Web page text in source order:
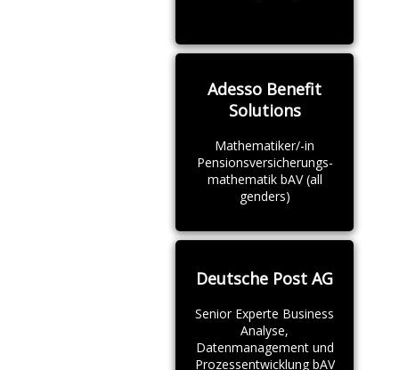
Adesso Benefit
Solutions
Mathematiker/-in
Pensionsversicherungs-
mathematik bAV (all
genders)
Deutsche Post AG
Senior Experte Business
Analyse,
Datenmanagement und
Prozessentwicklung bAV